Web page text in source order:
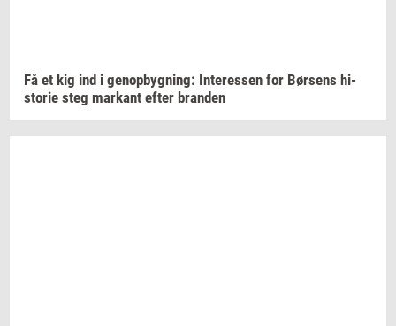
Få et kig ind i genop­byg­ning: In­ter­es­sen for Bør­sens hi­
sto­rie steg mar­kant efter bran­den